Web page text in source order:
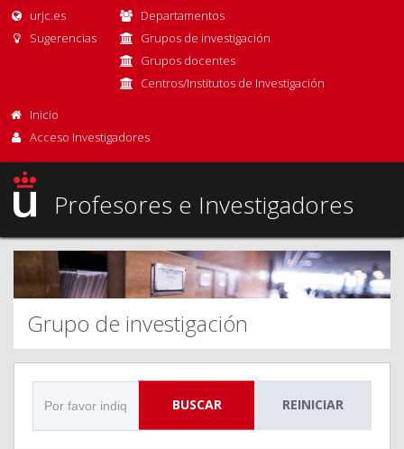
urjc.es
Sugerencias
Departamentos
Grupos de investigación
Grupos docentes
Centros/Institutos de Investigación
Inicio
Acceso Investigadores
Profesores e Investigadores
Grupo de investigación
BUSCAR REINICIAR